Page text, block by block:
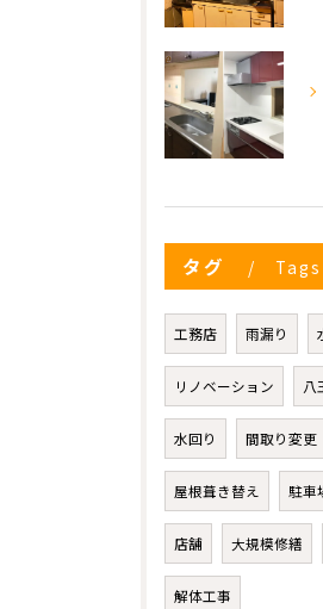
タグ Tags
工務店 雨漏り
リノベーション 八
水回り 間取り変更
屋根葺き替え 駐車
店舗 大規模修繕
解体工事